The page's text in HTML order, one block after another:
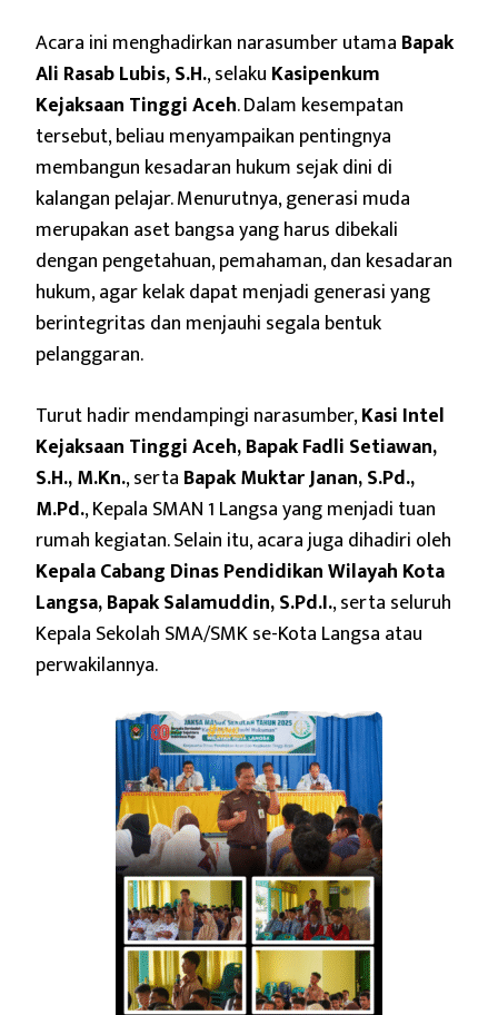
Acara ini menghadirkan narasumber utama Bapak
Ali Rasab Lubis, S.H., selaku Kasipenkum
Kejaksaan Tinggi Aceh. Dalam kesempatan
tersebut, beliau menyampaikan pentingnya
membangun kesadaran hukum sejak dini di
kalangan pelajar. Menurutnya, generasi muda
merupakan aset bangsa yang harus dibekali
dengan pengetahuan, pemahaman, dan kesadaran
hukum, agar kelak dapat menjadi generasi yang
berintegritas dan menjauhi segala bentuk
pelanggaran.
Turut hadir mendampingi narasumber,Kasi Intel
Kejaksaan Tinggi Aceh, Bapak Fadli Setiawan,
S.H., M.Kn., serta Bapak Muktar Janan, S.Pd.,
M.Pd., Kepala SMAN 1 Langsa yang menjadi tuan
rumah kegiatan. Selain itu, acara juga dihadiri oleh
Kepala Cabang Dinas Pendidikan Wilayah Kota
Langsa, Bapak Salamuddin, S.Pd.I., serta seluruh
Kepala Sekolah SMA/SMK se-Kota Langsa atau
perwakilannya.